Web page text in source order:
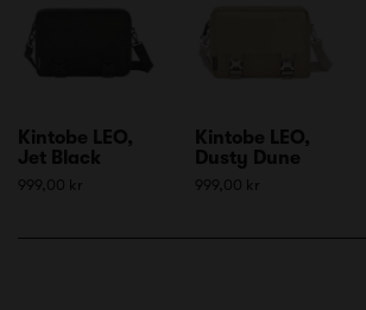
Kintobe LEO,
Jet Black
999,00 kr
Kintobe LEO,
Dusty Dune
999,00 kr